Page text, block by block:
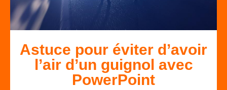
Astuce pour éviter d’avoir
l’air d’un guignol avec
PowerPoint